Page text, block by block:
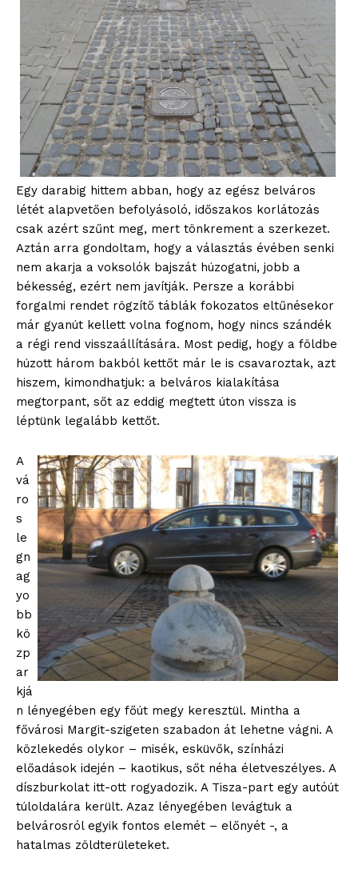
Egy darabig hittem abban, hogy az egész belváros
létét alapvetően befolyásoló, időszakos korlátozás
csak azért szűnt meg, mert tönkrement a szerkezet.
Aztán arra gondoltam, hogy a választás évében senki
nem akarja a voksolók bajszát húzogatni, jobb a
békesség, ezért nem javítják. Persze a korábbi
forgalmi rendet rögzítő táblák fokozatos eltűnésekor
már gyanút kellett volna fognom, hogy nincs szándék
a régi rend visszaállítására. Most pedig, hogy a földbe
húzott három bakból kettőt már le is csavaroztak, azt
hiszem, kimondhatjuk: a belváros kialakítása
megtorpant, sőt az eddig megtett úton vissza is
léptünk legalább kettőt.
A
vá
ro
s
le
gn
ag
yo
bb
kö
zp
ar
kjá
n lényegében egy főút megy keresztül. Mintha a
fővárosi Margit-szigeten szabadon át lehetne vágni. A
közlekedés olykor – misék, esküvők, színházi
előadások idején – kaotikus, sőt néha életveszélyes. A
díszburkolat itt-ott rogyadozik. A Tisza-part egy autóút
túloldalára került. Azaz lényegében levágtuk a
belvárosról egyik fontos elemét – előnyét -, a
hatalmas zöldterületeket.